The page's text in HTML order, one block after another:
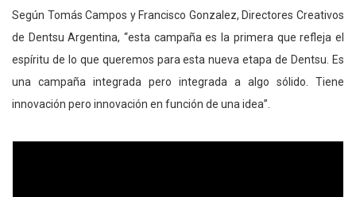
Según Tomás Campos y Francisco Gonzalez, Directores Creativos
de Dentsu Argentina, “esta campaña es la primera que refleja el
espíritu de lo que queremos para esta nueva etapa de Dentsu. Es
una campaña integrada pero integrada a algo sólido. Tiene
innovación pero innovación en función de una idea”.